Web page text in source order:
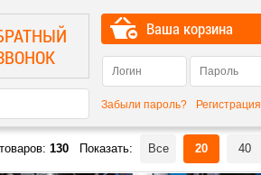
Ваша корзина
Регистрация
Забыли пароль?
Показать: Все 20 40
130